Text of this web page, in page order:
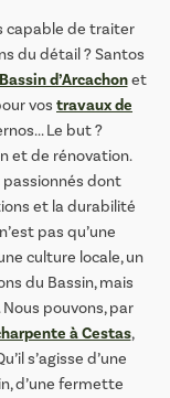
capable de traiter
du détail ? Santos
d’Arcachonet
vos travaux de
Le but ?
et de rénovation.
dont
et la durabilité
pas qu’une
culture locale, un
du Bassin, mais
pouvons, par
à Cestas,
s’agisse d’une
d’une fermette